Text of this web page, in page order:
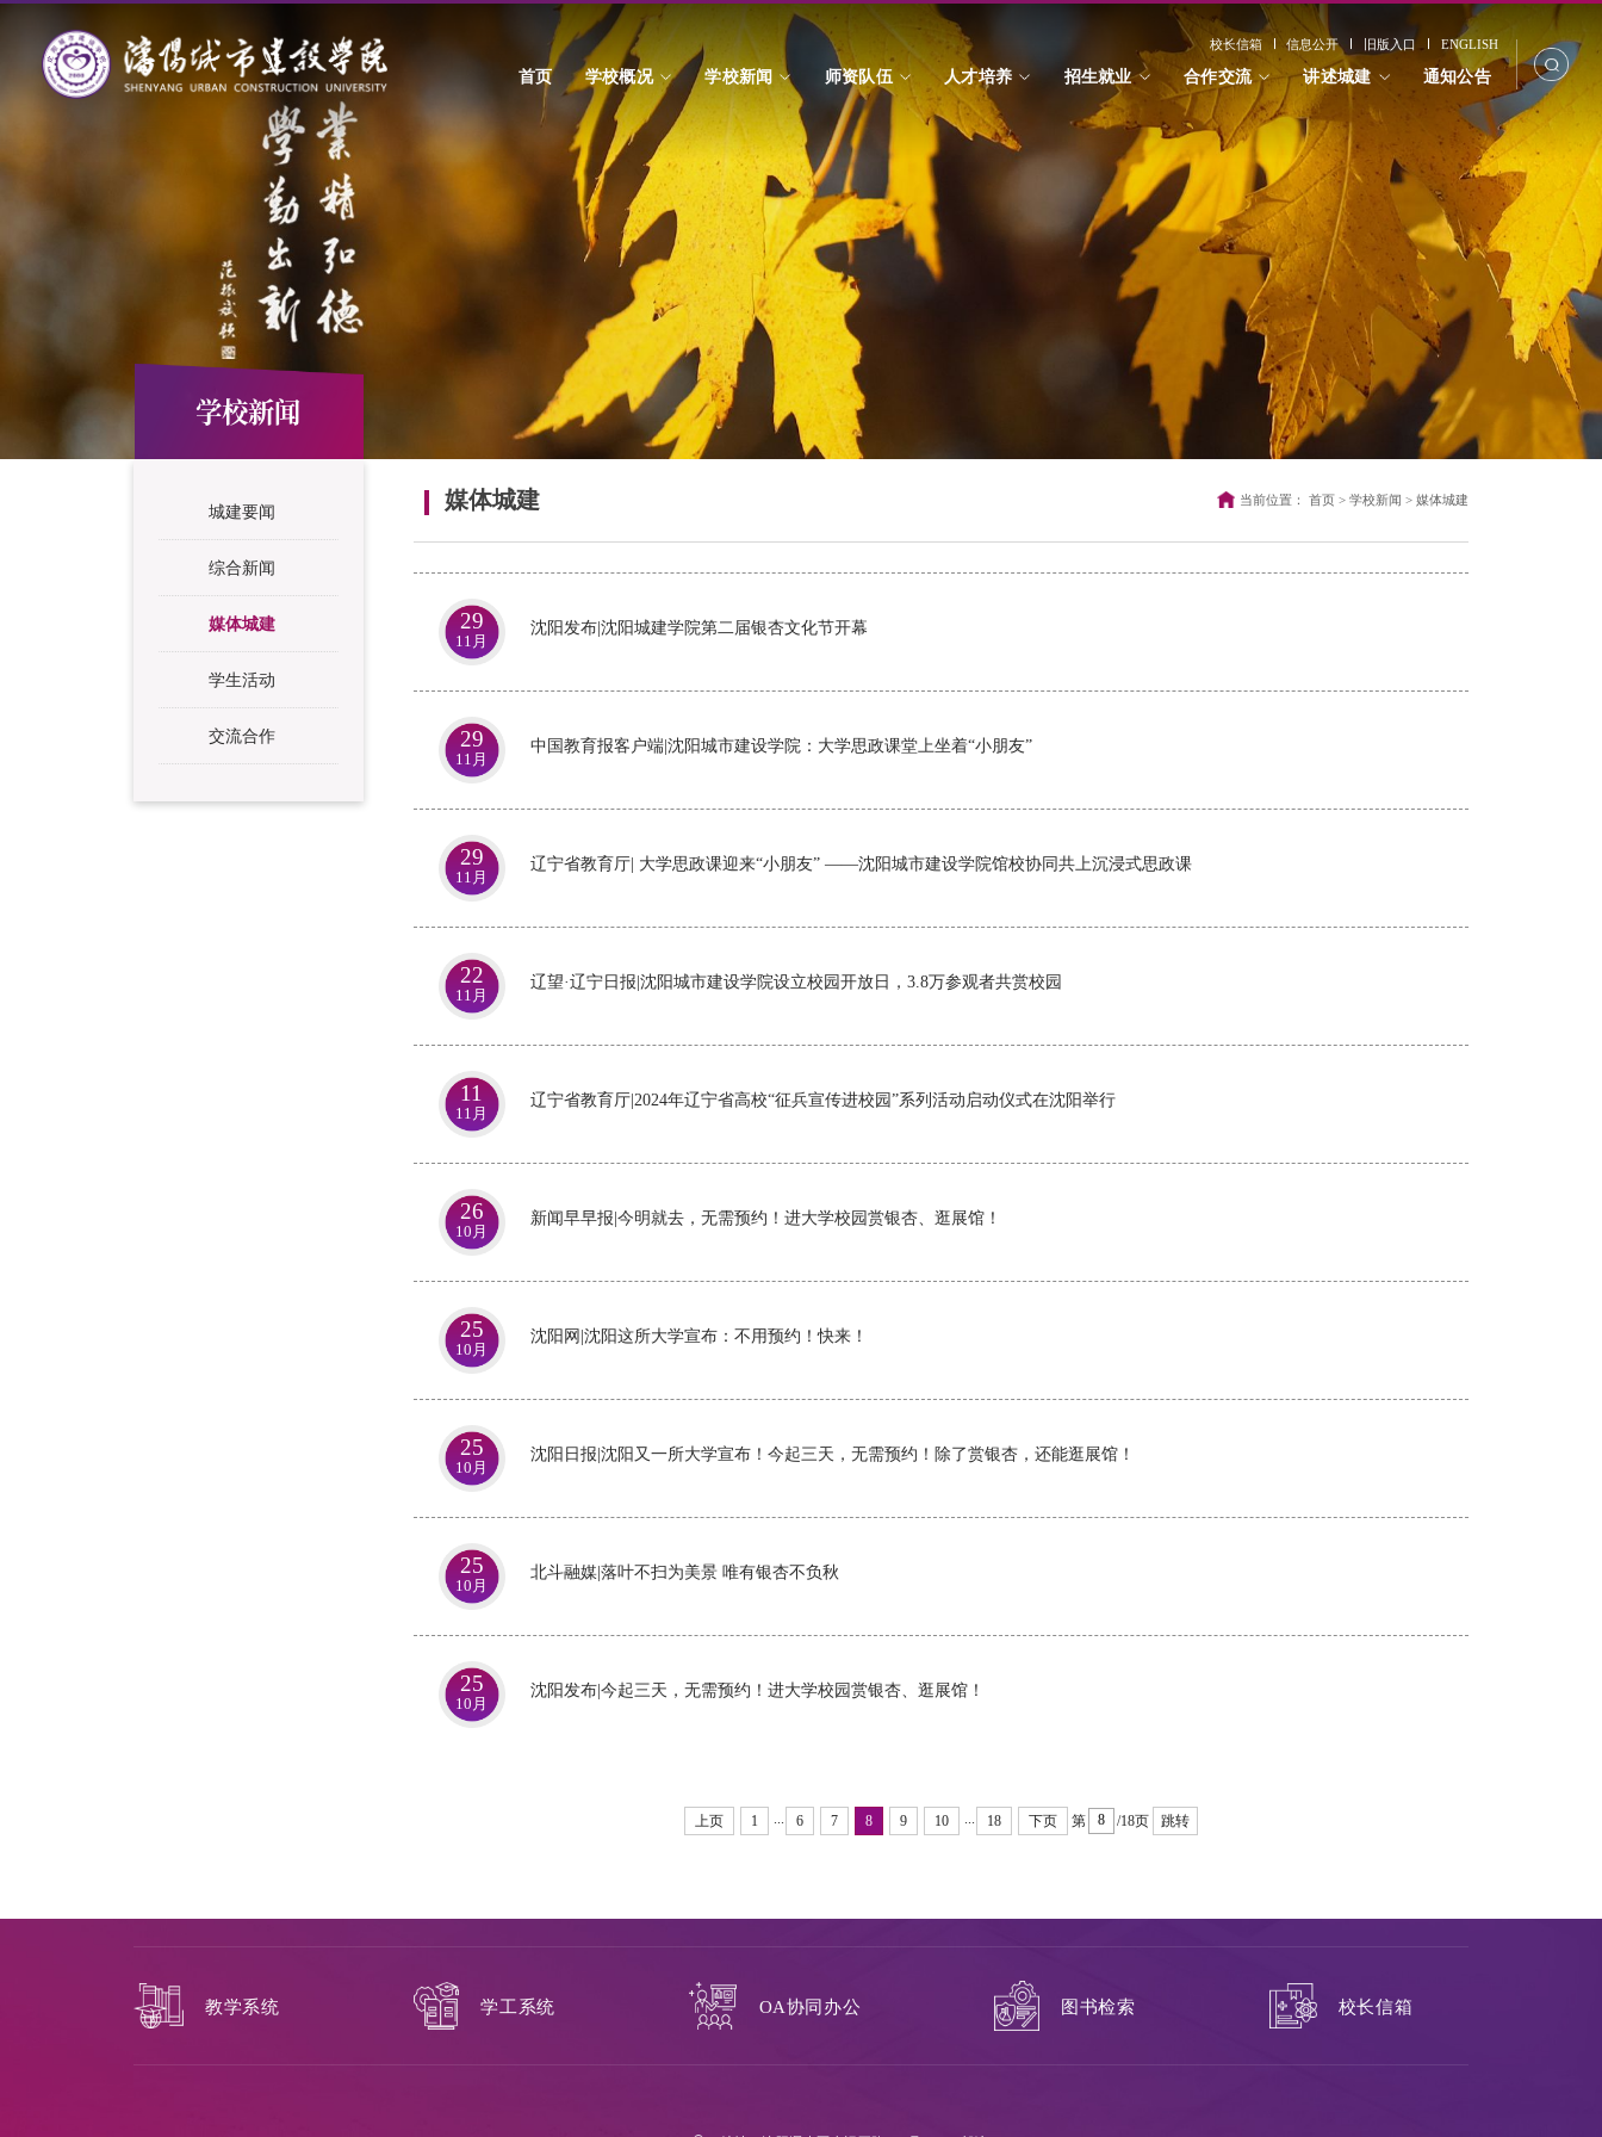
校长信箱 信息公开 旧版入口 ENGLISH
首页 学校概况 学校新闻 师资队伍 人才培养 招生就业 合作交流 讲述城建 通知公告
学校新闻
城建要闻
综合新闻
媒体城建
学生活动
交流合作
媒体城建 当前位置： 首页> 学校新闻 > 媒体城建
29
11月
沈阳发布|沈阳城建学院第二届银杏文化节开幕
29
11月
中国教育报客户端|沈阳城市建设学院：大学思政课堂上坐着“小朋友”
29
11月
辽宁省教育厅| 大学思政课迎来“小朋友” ——沈阳城市建设学院馆校协同共上沉浸式思政课
22
11月
辽望·辽宁日报|沈阳城市建设学院设立校园开放日，3.8万参观者共赏校园
11
11月
辽宁省教育厅|2024年辽宁省高校“征兵宣传进校园”系列活动启动仪式在沈阳举行
26
10月
新闻早早报|今明就去，无需预约！进大学校园赏银杏、逛展馆！
25
10月
沈阳网|沈阳这所大学宣布：不用预约！快来！
25
10月
沈阳日报|沈阳又一所大学宣布！今起三天，无需预约！除了赏银杏，还能逛展馆！
25
10月
北斗融媒|落叶不扫为美景 唯有银杏不负秋
25
10月
沈阳发布|今起三天，无需预约！进大学校园赏银杏、逛展馆！
上页 1 ... 6 7 8 9 10 ... 18 下页 第 /18页 跳转
教学系统 学工系统 OA协同办公 图书检索 校长信箱